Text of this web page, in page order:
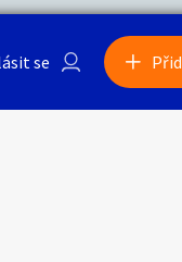
se
0/1000